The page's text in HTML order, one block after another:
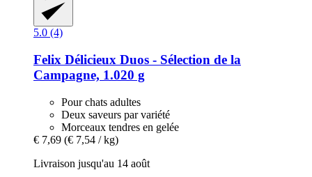
5.0 (4)
Felix Délicieux Duos -​ Sélection de la
Campagne, 1.020 g
Pour chats adultes
Deux saveurs par variété
Morceaux tendres en gelée
€ 7,69 (€ 7,54 / kg)
Livraison jusqu'au 14 août